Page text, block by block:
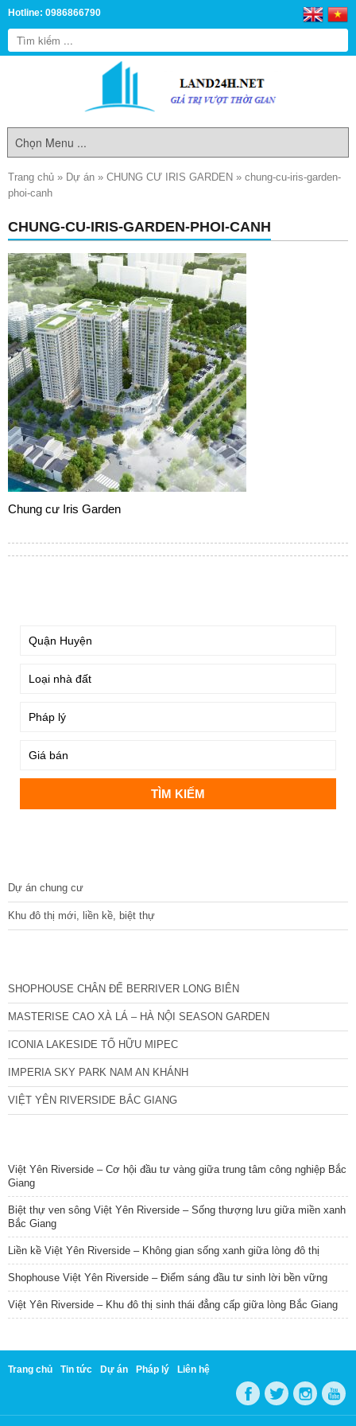
Hotline: 0986866790
Trang chủ » Dự án » CHUNG CƯ IRIS GARDEN » chung-cu-iris-garden-
phoi-canh
CHUNG-CU-IRIS-GARDEN-PHOI-CANH
Chung cư Iris Garden
Dự án chung cư
Khu đô thị mới, liền kề, biệt thự
SHOPHOUSE CHÂN ĐẾ BERRIVER LONG BIÊN
MASTERISE CAO XÀ LÁ – HÀ NỘI SEASON GARDEN
ICONIA LAKESIDE TỐ HỮU MIPEC
IMPERIA SKY PARK NAM AN KHÁNH
VIỆT YÊN RIVERSIDE BẮC GIANG
Việt Yên Riverside – Cơ hội đầu tư vàng giữa trung tâm công nghiệp Bắc
Giang
Biệt thự ven sông Việt Yên Riverside – Sống thượng lưu giữa miền xanh
Bắc Giang
Liền kề Việt Yên Riverside – Không gian sống xanh giữa lòng đô thị
Shophouse Việt Yên Riverside – Điểm sáng đầu tư sinh lời bền vững
Việt Yên Riverside – Khu đô thị sinh thái đẳng cấp giữa lòng Bắc Giang
Trang chủ Tin tức Dự án Pháp lý Liên hệ